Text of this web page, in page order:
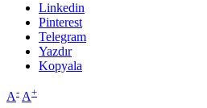
Linkedin
Pinterest
Telegram
Yazdır
Kopyala
A- A+